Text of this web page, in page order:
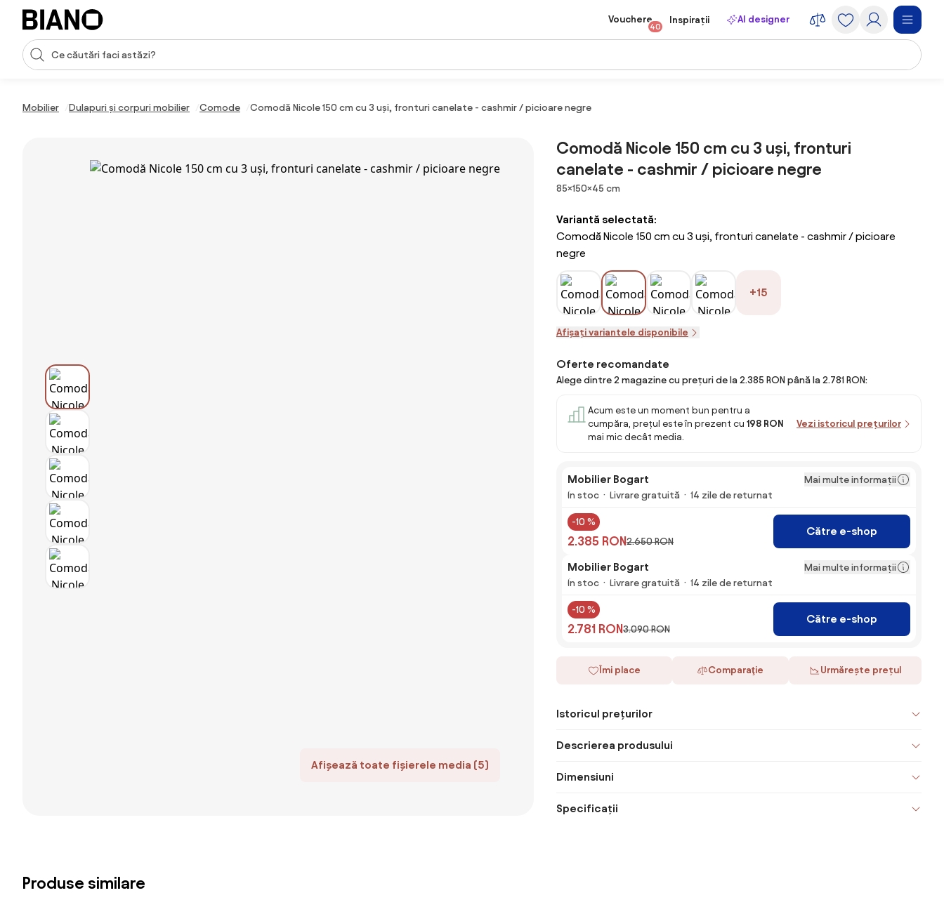
Sari peste navigare, accesează conținutul
Introducerea căutării
Vouchere
40
Inspirații AI designer
Mobilier Dulapuri și corpuri mobilier Comode Comodă Nicole 150 cm cu 3 uși, fronturi canelate - cashmir / picioare negre
Afișează toate fișierele media (5)
Comodă Nicole 150 cm cu 3 uși, fronturi
canelate - cashmir / picioare negre
Dimensiuni
85×150×45 cm
Variantă selectată:
Comodă Nicole 150 cm cu 3 uși, fronturi canelate - cashmir / picioare
negre
+15
Afișați variantele disponibile
Oferte recomandate
Alege dintre 2 magazine cu prețuri de la 2.385 RON până la 2.781 RON:
Acum este un moment bun pentru a
cumpăra, prețul este în prezent cu 198 RON
mai mic decât media.
Vezi istoricul prețurilor
Mobilier Bogart
Mai multe informații
În stoc
Livrare gratuită 14 zile de returnat
-10 %
2.385 RON2.650 RON
Către e-shop
Mobilier Bogart
Mai multe informații
În stoc
Livrare gratuită 14 zile de returnat
-10 %
2.781 RON3.090 RON
Către e-shop
Îmi place Comparaţie Urmărește prețul
Istoricul prețurilor
Descrierea produsului
Dimensiuni
Specificații
Produse similare